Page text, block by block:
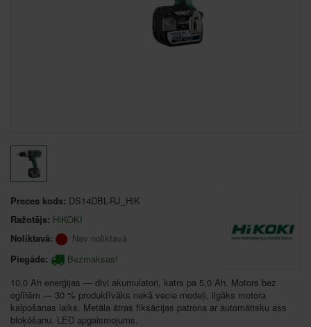
Preces kods: DS14DBL-RJ_HiK
Ražotājs: HiKOKI
Noliktavā:
Nav noliktavā
Piegāde:
Bezmaksas!
10,0 Ah enerģijas — divi akumulatori, katrs pa 5,0 Ah. Motors bez
oglītēm — 30 % produktīvāks nekā vecie modeļi, ilgāks motora
kalpošanas laiks. Metāla ātras fiksācijas patrona ar automātisku ass
bloķēšanu. LED apgaismojums.